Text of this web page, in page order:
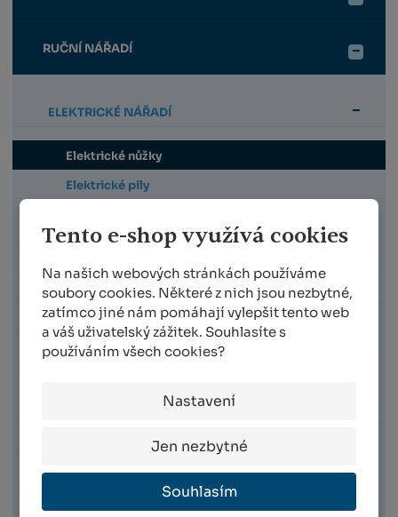
Tento e-shop využívá cookies
Na našich webových stránkách používáme
soubory cookies. Některé z nich jsou nezbytné,
zatímco jiné nám pomáhají vylepšit tento web
a váš uživatelský zážitek. Souhlasíte s
používáním všech cookies?
Nastavení
Jen nezbytné
Souhlasím
RUČNÍ NÁŘADÍ
ELEKTRICKÉ NÁŘADÍ
Elektrické nůžky
Elektrické pily
NŮŽKY JEDNORUČNÍ
PILKY
TELESKOPICKÉ TYČE A NÁSTAVCE
HÁKY NA VĚTVE
NŮŽKY NA KABELY
NŮŽKY NA ŽIVÝ PLOT